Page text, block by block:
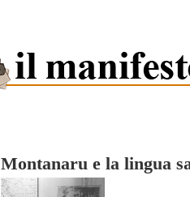
Montanaru e la lingua